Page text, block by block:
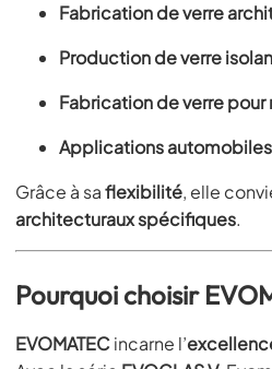
Fabrication de verre
Production de verre
Fabrication de verre
Applications
Grâce à saflexibilité, elle
architecturaux spécifiques.
Pourquoi choisir
EVOMATECincarne l’